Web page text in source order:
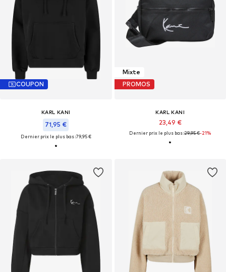
COUPON
KARL KANI
71,95 €
Dernier prix le plus bas :79,95 €
Mixte
PROMOS
KARL KANI
23,49 €
Dernier prix le plus bas :29,95 €-21%